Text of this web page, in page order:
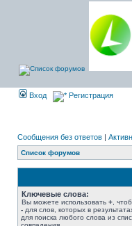
Вход Регистрация
Сообщения без ответов |
Список форумов
Ключевые слова:
Вы можете использовать + ,
- для слов, которых в
для поиска любого слова из